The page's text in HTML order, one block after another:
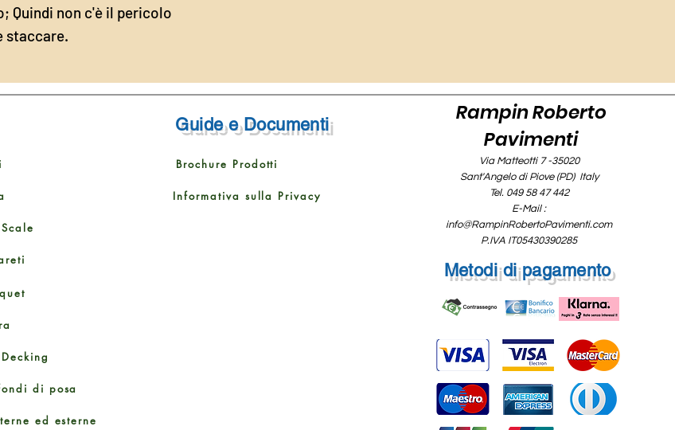
Quindi non c'è il pericolo
staccare.
di posa
ed esterne
Guide e Documenti
Brochure Prodotti
Informativa sulla Privacy
Rampin Roberto
Pavimenti
Via Matteotti 7 -35020
Sant'Angelo di Piove (PD) Italy
Tel. 049 58 47 442
E-Mail :
info@RampinRobertoPavimenti.com
P.IVA IT05430390285
Metodi di pagamento